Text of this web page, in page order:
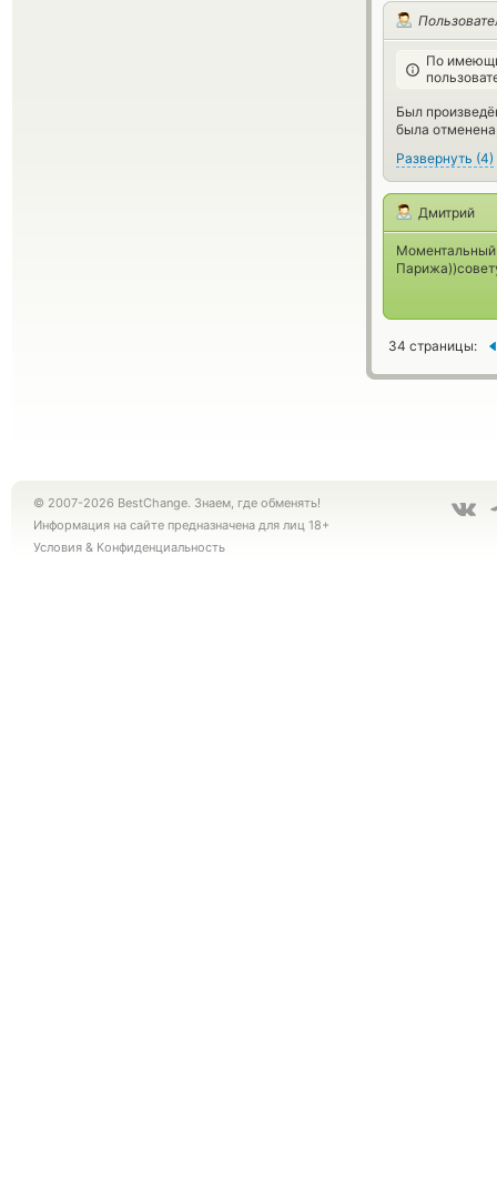
По
Был
была
Развернуть (4)
Дмитрий
Моментальный
34 страницы:
© 2007-2026 BestChange. Знаем, где обменять!
Информация на сайте предназначена для лиц 18+
Условия & Конфиденциальность